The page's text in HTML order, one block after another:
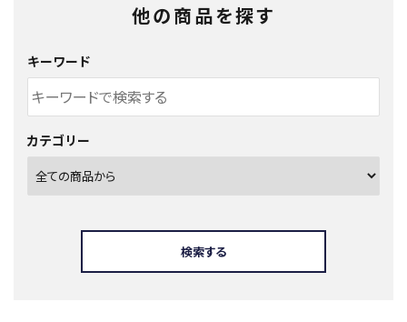
他の商品を探す
キーワード
カテゴリー
検索する